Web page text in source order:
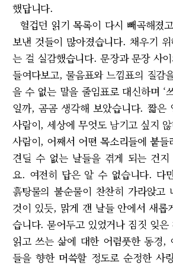
했답니다.
헐겁던 읽기 목록이 다시 빼곡해졌
보낸 것들이 많아졌습니다. 채우기
는 걸 실감했습니다. 문장과 문장 사
들여다보고, 물음표와 느낌표의 질감
을 수 없는 말을 줄임표로 대신하며 ‘
일까, 곰곰 생각해 보았습니다. 짧은
사람이, 세상에 무엇도 남기고 싶지
사람이, 어째서 어떤 목소리들에 붙
견딜 수 없는 날들을 겪게 되는 건지
요. 여전히 답은 알 수 없습니다. 다
흙탕물의 불순물이 찬찬히 가라앉고
것이 있듯, 맑게 갠 날들 안에서 새롭
습니다. 묻어두고 있었거나 짐짓 잊은
읽고 쓰는 삶에 대한 어렴풋한 동경,
들을 향한 머쓱할 정도로 순정한 사